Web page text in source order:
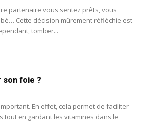
partenaire vous sentez prêts, vous
Cette décision mûrement réfléchie est
tomber...
son foie ?
En effet, cela permet de faciliter
tout en gardant les vitamines dans le